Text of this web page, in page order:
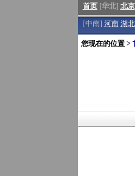
首页[华北] 北京
[中南] 河南 湖北
您现在的位置 >